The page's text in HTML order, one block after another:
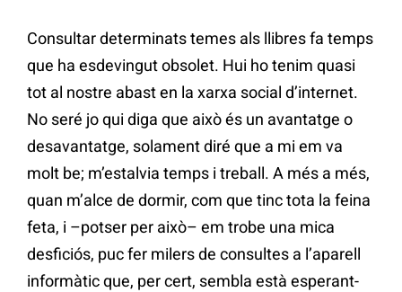
Consultar determinats temes als llibres fa temps
que ha esdevingut obsolet. Hui ho tenim quasi
tot al nostre abast en la xarxa social d’internet.
No seré jo qui diga que això és un avantatge o
desavantatge, solament diré que a mi em va
molt be; m’estalvia temps i treball. A més a més,
quan m’alce de dormir, com que tinc tota la feina
feta, i –potser per això– em trobe una mica
desficiós, puc fer milers de consultes a l’aparell
informàtic que, per cert, sembla està esperant-